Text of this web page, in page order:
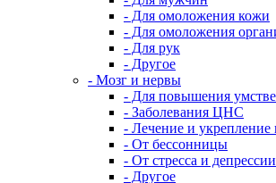
- Для омоложения кожи
- Для омоложения
- Для рук
- Другое
- Мозг и нервы
- Для повышения
- Заболевания ЦНС
- Лечение и
- От бессонницы
- От стресса и депрессии
- Другое